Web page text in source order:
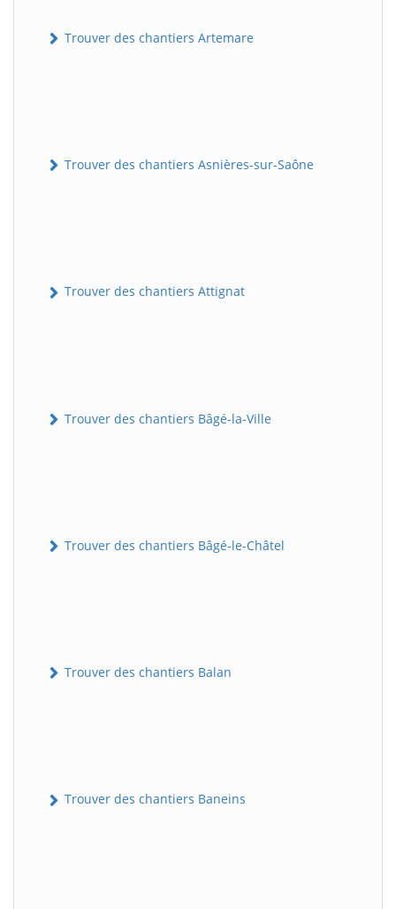
Trouver des chantiers Artemare
Trouver des chantiers Asnières-sur-Saône
Trouver des chantiers Attignat
Trouver des chantiers Bâgé-la-Ville
Trouver des chantiers Bâgé-le-Châtel
Trouver des chantiers Balan
Trouver des chantiers Baneins